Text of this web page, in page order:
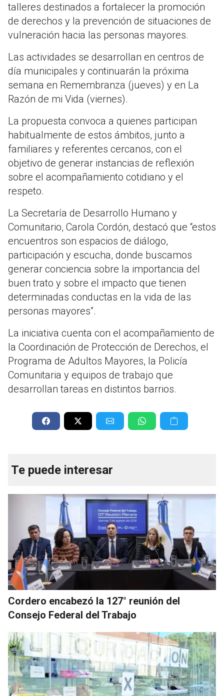
talleres destinados a fortalecer la promoción
de derechos y la prevención de situaciones de
vulneración hacia las personas mayores.
Las actividades se desarrollan en centros de
día municipales y continuarán la próxima
semana en Remembranza (jueves) y en La
Razón de mi Vida (viernes).
La propuesta convoca a quienes participan
habitualmente de estos ámbitos, junto a
familiares y referentes cercanos, con el
objetivo de generar instancias de reflexión
sobre el acompañamiento cotidiano y el
respeto.
La Secretaría de Desarrollo Humano y
Comunitario, Carola Cordón, destacó que “estos
encuentros son espacios de diálogo,
participación y escucha, donde buscamos
generar conciencia sobre la importancia del
buen trato y sobre el impacto que tienen
determinadas conductas en la vida de las
personas mayores”.
La iniciativa cuenta con el acompañamiento de
la Coordinación de Protección de Derechos, el
Programa de Adultos Mayores, la Policía
Comunitaria y equipos de trabajo que
desarrollan tareas en distintos barrios.
Te puede interesar
Cordero encabezó la 127° reunión del
Consejo Federal del Trabajo